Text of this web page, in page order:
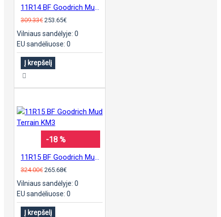
309.33€ 253.65€
Vilniaus sandėlyje: 0
EU sandėliuose: 0
Į krepšelį
-18 %
324.00€ 265.68€
Vilniaus sandėlyje: 0
EU sandėliuose: 0
Į krepšelį